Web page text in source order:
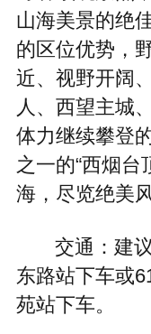
山海美景的绝
的区位优势，
近、视野开阔
人、西望主城
体力继续攀登
之一的“西烟台
海，尽览绝美风
交通：建
东路站下车或
苑站下车。